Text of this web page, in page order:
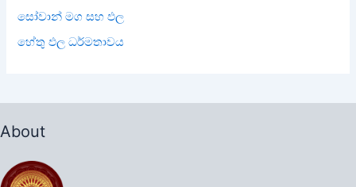
සෝවාන් මග සහ ඵල
හේතු ඵල ධර්මතාවය
About